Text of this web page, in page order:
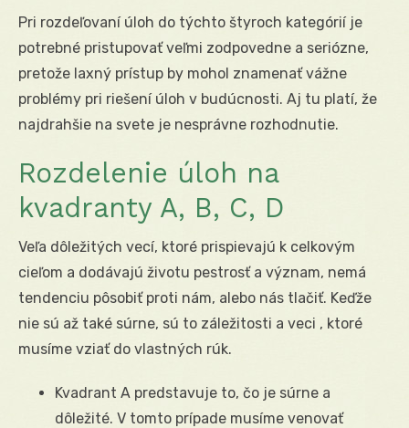
Pri rozdeľovaní úloh do týchto štyroch kategórií je
potrebné pristupovať veľmi zodpovedne a seriózne,
pretože laxný prístup by mohol znamenať vážne
problémy pri riešení úloh v budúcnosti. Aj tu platí, že
najdrahšie na svete je nesprávne rozhodnutie.
Rozdelenie úloh na
kvadranty A, B, C, D
Veľa dôležitých vecí, ktoré prispievajú k celkovým
cieľom a dodávajú životu pestrosť a význam, nemá
tendenciu pôsobiť proti nám, alebo nás tlačiť. Keďže
nie sú až také súrne, sú to záležitosti a veci , ktoré
musíme vziať do vlastných rúk.
Kvadrant A predstavuje to, čo je súrne a
dôležité. V tomto prípade musíme venovať